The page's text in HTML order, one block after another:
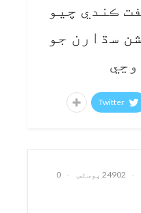
ڪندي چيو
سڌارن جو
Twitter
24902 پوسٹس
0